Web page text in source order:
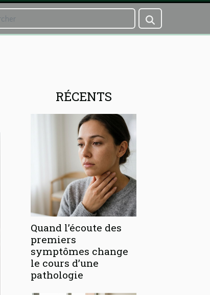
RÉCENTS
Quand l’écoute des
premiers
symptômes change
le cours d’une
pathologie